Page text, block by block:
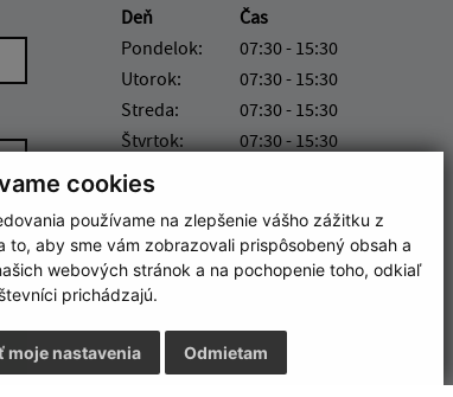
cookies
používame na zlepšenie vášho zážitku z
to, aby sme vám zobrazovali prispôsobený obsah a
webových stránok a na pochopenie toho, odkiaľ
prichádzajú.
Odmietam
moje nastavenia
Google reCaptcha Response
Deň
Čas
Pondelok:
07:30 - 15:30
Utorok:
07:30 - 15:30
Streda:
07:30 - 15:30
Štvrtok:
07:30 - 15:30
Piatok:
Obedňajšia prestávka 12:00 - 12:30